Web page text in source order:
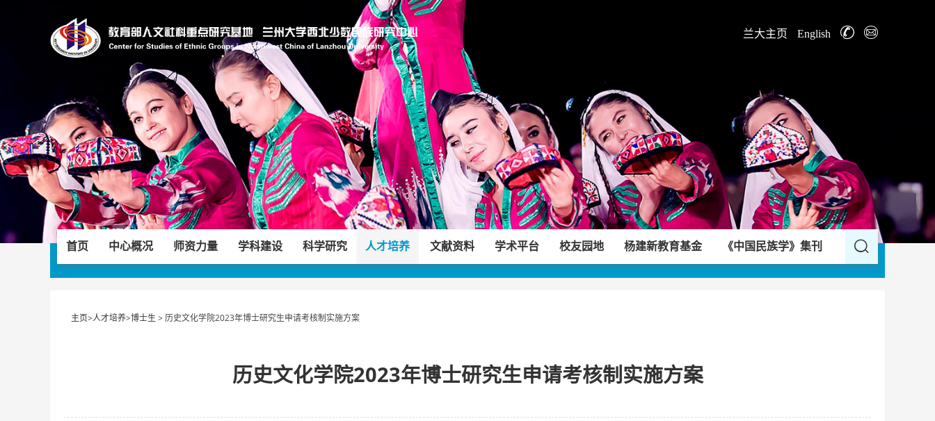
兰大主页 English
首页 中心概况 师资力量 学科建设 科学研究 人才培养 文献资料 学术平台 校友园地 杨建新教育基金 《中国民族学》集刊
主页>人才培养>博士生 > 历史文化学院2023年博士研究生申请考核制实施方案
历史文化学院2023年博士研究生申请考核制实施方案